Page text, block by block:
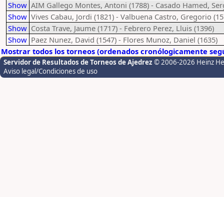
Show AIM Gallego Montes, Antoni (1788) - Casado Hamed,
Show Vives Cabau, Jordi (1821) - Valbuena Castro, Gregorio
Show Costa Trave, Jaume (1717) - Febrero Perez, Lluis (1396)
Show Paez Nunez, David (1547) - Flores Munoz, Daniel (1635)
Mostrar todos los torneos (ordenados cronólogicamente
Servidor de Resultados de Torneos de Ajedrez © 2006-2026 Heinz
Aviso legal/Condiciones de uso